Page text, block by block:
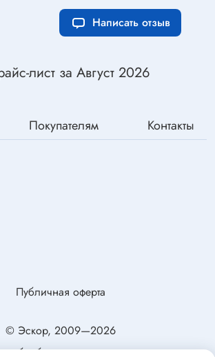
лист за Август 2026
Написать отзыв
Покупателям Контакты
© Эскор, 2009—2026
обработку персональных данных
Публичная оферта